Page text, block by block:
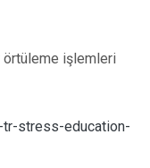
işlemleri
stress-education-